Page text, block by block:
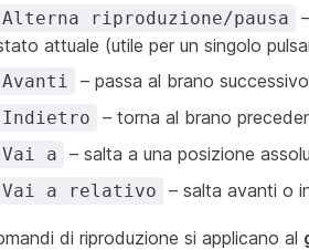
Alterna riproduzione/pausa
attuale (utile per un singolo
Avanti – passa al brano
Indietro – torna al brano
Vai a – salta a una posizione
Vai a relativo – salta avanti o
di riproduzione si applicano al